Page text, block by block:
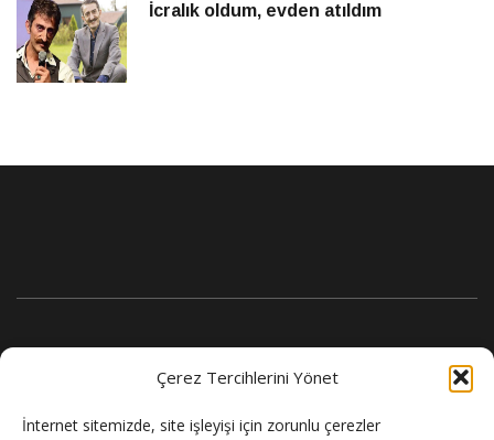
Çerez Tercihlerini Yönet
İnternet sitemizde, site işleyişi için zorunlu çerezler
İcralık oldum, evden atıldım